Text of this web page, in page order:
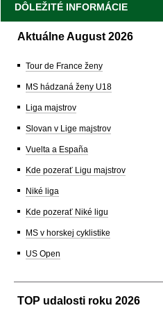
DÔLEŽITÉ INFORMÁCIE
Aktuálne August 2026
Tour de France ženy
MS hádzaná ženy U18
Liga majstrov
Slovan v Lige majstrov
Vuelta a España
Kde pozerať Ligu majstrov
Niké liga
Kde pozerať Niké ligu
MS v horskej cyklistike
US Open
TOP udalosti roku 2026